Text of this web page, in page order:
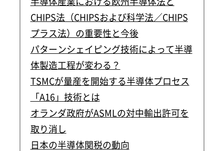
CHIPS法（CHIPSおよび科学法／CHIPS
プラス法）の重要性と今後
パターンシェイピング技術によって半導
体製造工程が変わる？
TSMCが量産を開始する半導体プロセス
「A16」技術とは
オランダ政府がASMLの対中輸出許可を
取り消し
日本の半導体関税の動向